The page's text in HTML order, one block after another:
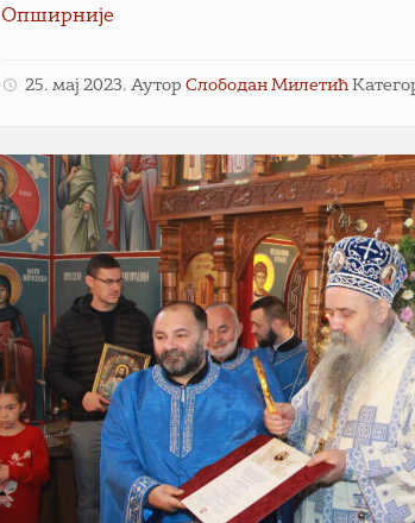
Опширније
25. мај 2023. АуторСлободан Милетић